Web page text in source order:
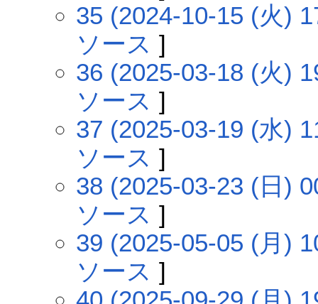
35 (2024-10-15 (火)
ソース ]
36 (2025-03-18 (火)
ソース ]
37 (2025-03-19 (水)
ソース ]
38 (2025-03-23 (日)
ソース ]
39 (2025-05-05 (月)
ソース ]